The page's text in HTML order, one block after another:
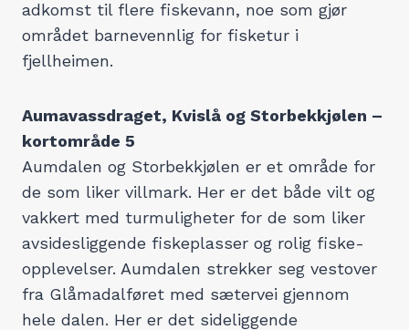
adkomst til flere fiskevann, noe som gjør
området barnevennlig for fisketur i
fjellheimen.
Aumavassdraget, Kvislå og Storbekkjølen –
kortområde 5
Aumdalen og Storbekkjølen er et område for
de som liker villmark. Her er det både vilt og
vakkert med turmuligheter for de som liker
avsidesliggende fiskeplasser og rolig fiske-
opplevelser. Aumdalen strekker seg vestover
fra Glåmadalføret med sætervei gjennom
hele dalen. Her er det sideliggende